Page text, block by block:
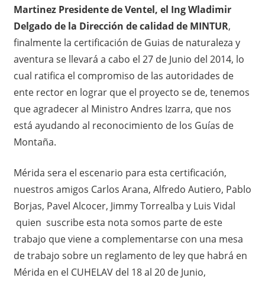
Martinez Presidente de Ventel, el Ing Wladimir
Delgado de la Dirección de calidad de MINTUR,
finalmente la certificación de Guias de naturaleza y
aventura se llevará a cabo el 27 de Junio del 2014, lo
cual ratifica el compromiso de las autoridades de
ente rector en lograr que el proyecto se de, tenemos
que agradecer al Ministro Andres Izarra, que nos
está ayudando al reconocimiento de los Guías de
Montaña.
Mérida sera el escenario para esta certificación,
nuestros amigos Carlos Arana, Alfredo Autiero, Pablo
Borjas, Pavel Alcocer, Jimmy Torrealba y Luis Vidal
quien suscribe esta nota somos parte de este
trabajo que viene a complementarse con una mesa
de trabajo sobre un reglamento de ley que habrá en
Mérida en el CUHELAV del 18 al 20 de Junio,